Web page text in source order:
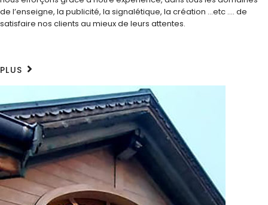
de l’enseigne, la publicité, la signalétique, la création ...etc .... de
satisfaire nos clients au mieux de leurs attentes.
PLUS